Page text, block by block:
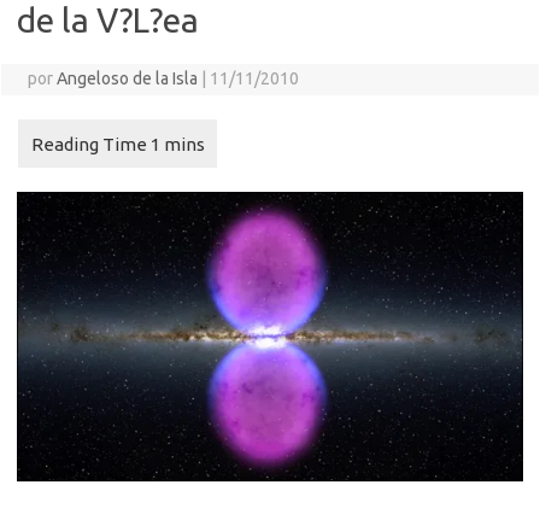
de la V?L?ea
porAngeloso de la Isla 11/11/2010